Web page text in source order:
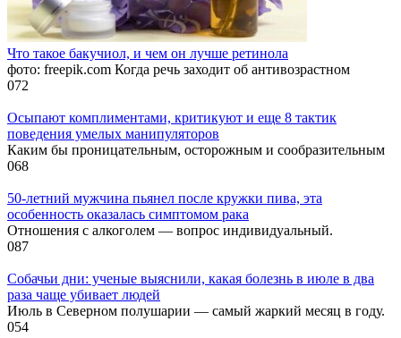
Что такое бакучиол, и чем он лучше ретинола
фото: freepik.com Когда речь заходит об антивозрастном
072
Осыпают комплиментами, критикуют и еще 8 тактик
поведения умелых манипуляторов
Каким бы проницательным, осторожным и сообразительным
068
50-летний мужчина пьянел после кружки пива, эта
особенность оказалась симптомом рака
Отношения с алкоголем — вопрос индивидуальный.
087
Собачьи дни: ученые выяснили, какая болезнь в июле в два
раза чаще убивает людей
Июль в Северном полушарии — самый жаркий месяц в году.
054